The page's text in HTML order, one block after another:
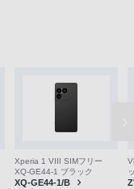
Xperia 1 VIII SIMフリー
XQ-GE44-1 ブラック
XQ-GE44-1/B